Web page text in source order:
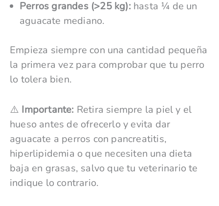
Perros grandes (>25 kg): hasta ¼ de un
aguacate mediano.
Empieza siempre con una cantidad pequeña
la primera vez para comprobar que tu perro
lo tolera bien.
⚠️ Importante: Retira siempre la piel y el
hueso antes de ofrecerlo y evita dar
aguacate a perros con pancreatitis,
hiperlipidemia o que necesiten una dieta
baja en grasas, salvo que tu veterinario te
indique lo contrario.